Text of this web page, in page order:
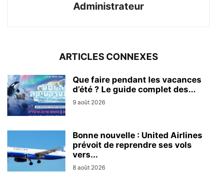
Administrateur
ARTICLES CONNEXES
Que faire pendant les vacances
d’été ? Le guide complet des...
9 août 2026
Bonne nouvelle : United Airlines
prévoit de reprendre ses vols
vers...
8 août 2026